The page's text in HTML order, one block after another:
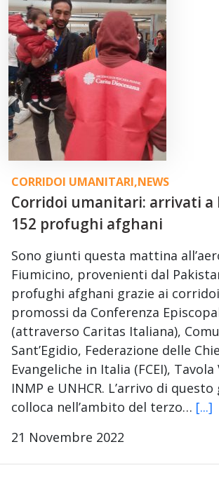
CORRIDOI UMANITARI,NEWS
Corridoi umanitari: arrivati a
152 profughi afghani
Sono giunti questa mattina
Fiumicino, provenienti dal
profughi afghani grazie ai
promossi da Conferenza
(attraverso Caritas Italiana),
Sant’Egidio, Federazione delle
Evangeliche in Italia (FCEI), Tavola
INMP e UNHCR. L’arrivo di
colloca nell’ambito del terzo… [...]
21 Novembre 2022